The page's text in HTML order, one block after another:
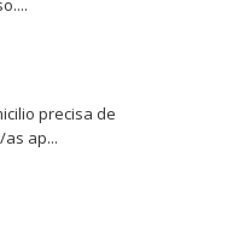
precisa de
ap...